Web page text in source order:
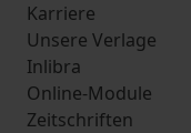
Karriere
Unsere Verlage
Inlibra
Online-Module
Zeitschriften